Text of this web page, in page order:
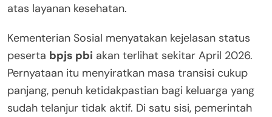
atas layanan kesehatan.
Kementerian Sosial menyatakan kejelasan status
peserta bpjs pbi akan terlihat sekitar April 2026.
Pernyataan itu menyiratkan masa transisi cukup
panjang, penuh ketidakpastian bagi keluarga yang
sudah telanjur tidak aktif. Di satu sisi, pemerintah